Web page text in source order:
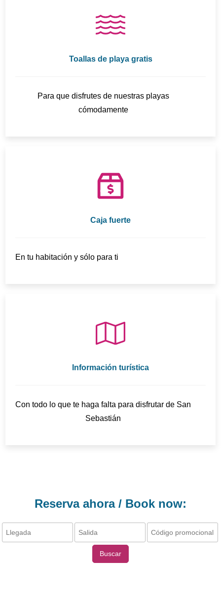
Toallas de playa gratis
Para que disfrutes de nuestras playas
cómodamente
Caja fuerte
En tu habitación y sólo para ti
Información turística
Con todo lo que te haga falta para disfrutar de San
Sebastián
Reserva ahora / Book now:
Buscar